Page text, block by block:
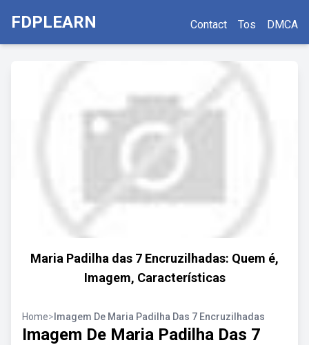
FDPLEARN Contact Tos DMCA
Maria Padilha das 7 Encruzilhadas: Quem é,
Imagem, Características
Home> Imagem De Maria Padilha Das 7 Encruzilhadas
Imagem De Maria Padilha Das 7